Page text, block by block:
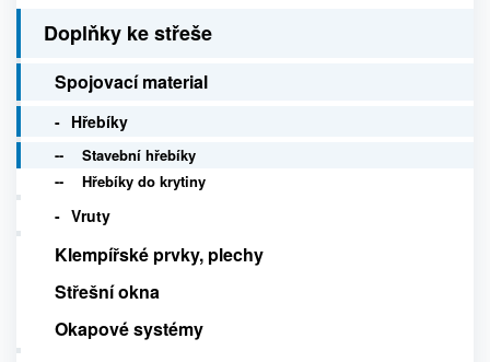
Doplňky ke střeše
Spojovací material
Hřebíky
Stavební hřebíky
Hřebíky do krytiny
Vruty
Klempířské prvky, plechy
Střešní okna
Okapové systémy